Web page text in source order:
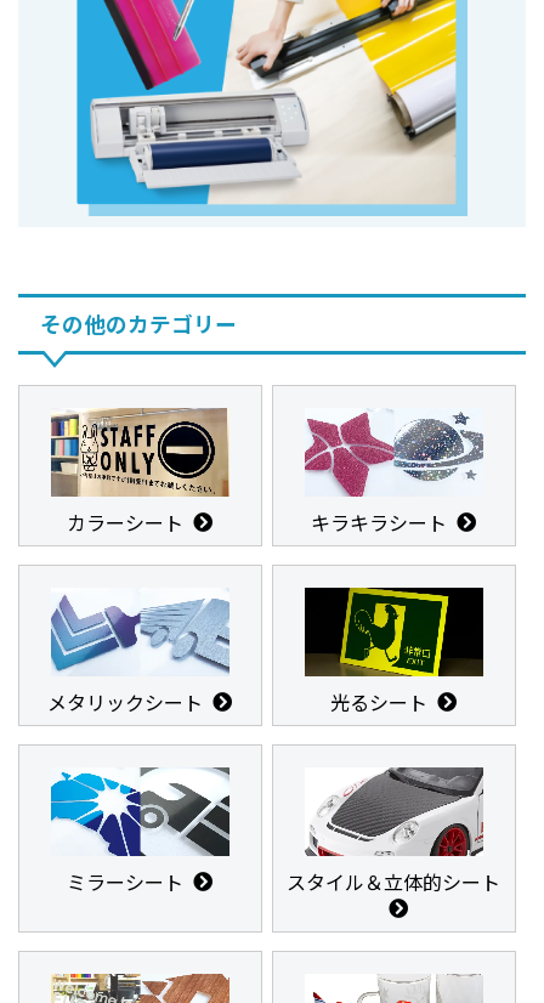
その他のカテゴリー
カラーシート キラキラシート
メタリックシート 光るシート
ミラーシート スタイル＆立体的シート